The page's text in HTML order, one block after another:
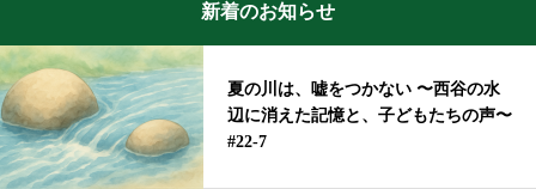
新着のお知らせ
夏の川は、嘘をつかない 〜西谷の水
辺に消えた記憶と、子どもたちの声〜
#22-7